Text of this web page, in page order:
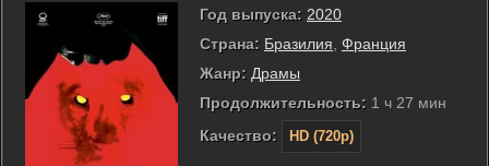
Год выпуска: 2020
Страна: Бразилия Франция
Жанр: Драмы
Продолжительность: 1 ч 27 мин
Качество:
HD (720p)